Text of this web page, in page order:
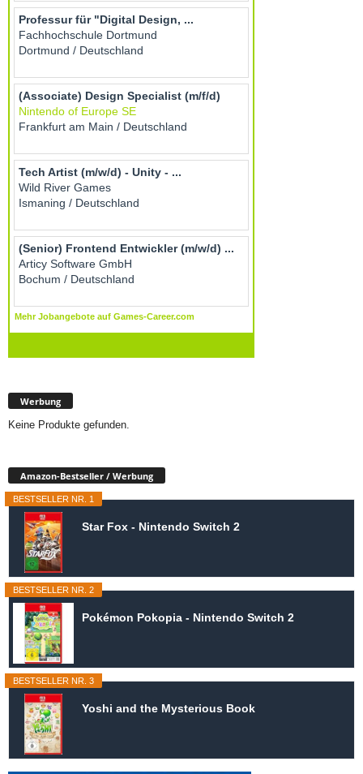
Werbung
Keine Produkte gefunden.
Amazon-Bestseller / Werbung
BESTSELLER NR. 1
Star Fox - Nintendo Switch 2
BESTSELLER NR. 2
Pokémon Pokopia - Nintendo Switch 2
BESTSELLER NR. 3
Yoshi and the Mysterious Book